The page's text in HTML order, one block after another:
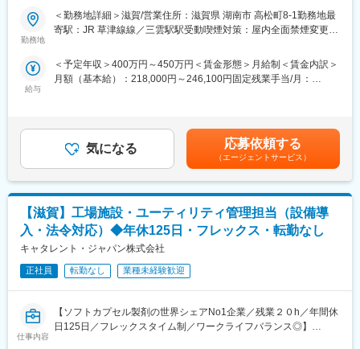
■特徴・魅力：
など衛生に関する業務用製品と衛生管理システムを販売・提供し
ています。
す。
◎品質と信頼高いブランド力ある製品：生産設備は単に製品をつ
くるのではなく設計から製造、検査、出荷に至る各工程で優れた
品質を生み出すものと考え、ハード、ソフトにわたる医薬品の生
産管理システムであるGMP、品質管理システムの国際標準規格で
あるISO9000シリーズを意識した品質管理を行なっています。
◎長年、学校現場や給食センター、その他スーパーマーケット市
場等での手洗石鹸、洗浄剤のシェア5割以上を誇ることからその製
品力の高さを伺うことができます。
変更の範囲：会社の定める業務
■業務内容：
手洗石鹸液、除菌、洗浄剤を商材としたスーパーマーケットや学
す。
単に物を売るのではなく、顧客ニーズを引き出す戦略的な営業で
営業先は大きく分けると3つあり、
スーパーマーケットのバックヤード、外食産業、受託給食などを
対象とした「食品関連分野」、
学校、官公庁、工場などを対象とする「一般事業所分野」、
病院、医院、医療機器メーカーを対象とする「医療関連分野」で
す。
営業の際には社用の車・社用携帯電話を使用して頂きます。
担当先は、基本的にエリア毎にわかれていますが、顧客に応じて
エリアに関係なく担当いただくこともあります。
し、活躍している方が多くいます。
他拠点や関係各部署との連携も少なくない事や、営業としても協
勤務地
＜勤務地詳細＞滋賀/営業住所：滋賀県 湖南市 高松町8-1勤務地最
寄駅：JR 草津線線／三雲駅駅受動喫煙対策：屋内全面禁煙変更の
給与
＜予定年収＞400万円～450万円＜賃金形態＞月給制＜賃金内訳＞
月額（基本給）：218,000円～246,100円固定残業手当/月：
賞与：年2回■昇給：年1回（4月）賃金はあくまでも目安の金額で
あり、選考を通じて上下する可能性があります。月給(月額)は固定
手当を含めた表記です。
気になる 応募依頼する
（エージェントサービス）
【滋賀】工場施設・ユーティリティ管理担当（設備導
入・法令対応）◆年休125日・フレックス・転勤なし
キャタレント・ジャパン株式会社
正社員 転勤なし 業種未経験歓迎
仕事内容
【ソフトカプセル製剤の世界シェアNo1企業／残業２０h／年間休
日125日／フレックスタイム制／ワークライフバランス◎】